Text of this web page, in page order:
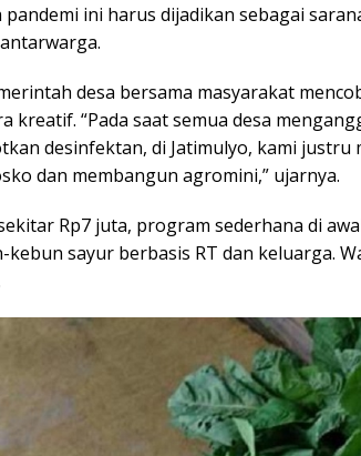
pandemi ini harus dijadikan sebagai
desa bersama masyarakat
kreatif. “Pada saat semua desa
desinfektan, di Jatimulyo, kami
dan membangun agromini,” ujarnya.
Rp7 juta, program sederhana di
kebun sayur berbasis RT dan keluarga.